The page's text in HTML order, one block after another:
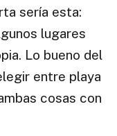
sería esta:
lugares
Lo bueno del
entre playa
cosas con